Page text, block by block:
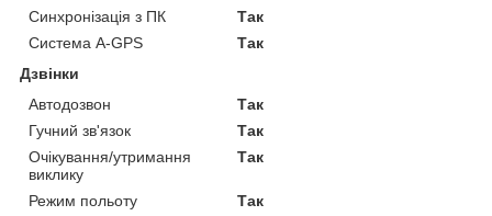
Синхронізація з ПК
Так
Система A-GPS
Так
Дзвінки
Автодозвон
Так
Гучний зв'язок
Так
Очікування/утримання
виклику
Так
Режим польоту
Так